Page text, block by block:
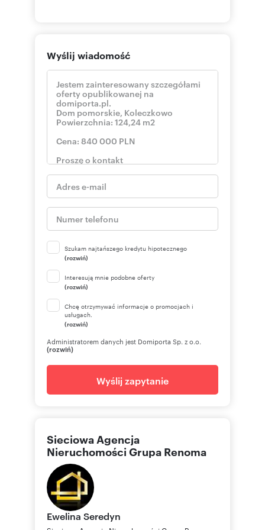
Wyślij wiadomość
Szukam najtańszego kredytu hipotecznego
(rozwiń)
Interesują mnie podobne oferty
(rozwiń)
Chcę otrzymywać informacje o promocjach i
usługach.
(rozwiń)
Administratorem danych jest Domiporta Sp. z o.o.
(rozwiń)
Wyślij zapytanie
Sieciowa Agencja
Nieruchomości Grupa Renoma
Ewelina Seredyn